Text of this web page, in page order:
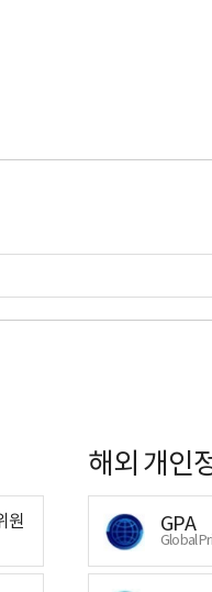
원
해외 개인
GPA
Global